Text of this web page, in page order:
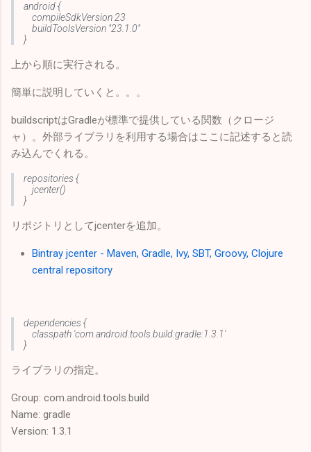
android {
compileSdkVersion 23
buildToolsVersion "23.1.0"
}
上から順に実行される。
簡単に説明していくと。。。
buildscriptはGradleが標準で提供している関数（クロージ
ャ）。外部ライブラリを利用する場合はここに記述すると読
み込んでくれる。
repositories {
jcenter()
}
リポジトリとしてjcenterを追加。
Bintray jcenter - Maven, Gradle, Ivy, SBT, Groovy, Clojure
central repository
dependencies {
classpath 'com.android.tools.build:gradle:1.3.1'
}
ライブラリの指定。
Group: com.android.tools.build
Name: gradle
Version: 1.3.1